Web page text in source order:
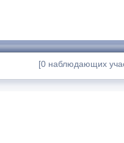
[0 наблюдающих